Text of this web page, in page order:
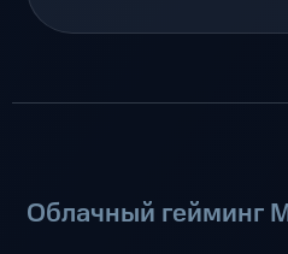
Облачный гейминг